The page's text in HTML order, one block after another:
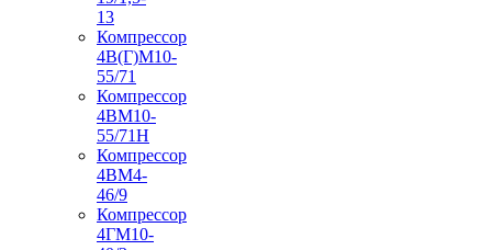
13
Компрессор
4В(Г)М10-
55/71
Компрессор
4ВМ10-
55/71Н
Компрессор
4ВМ4-
46/9
Компрессор
4ГМ10-